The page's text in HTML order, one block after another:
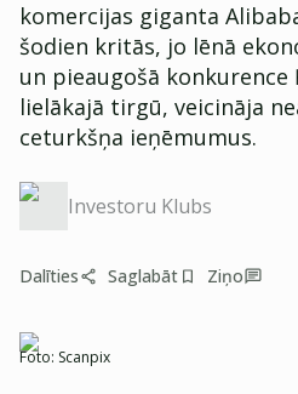
komercijas giganta
šodien kritās, jo lēnā
un pieaugošā konkurence
lielākajā tirgū, veicināja
ceturkšņa ieņēmumus.
Investoru Klubs
Dalīties Saglabāt Ziņo
Foto: Scanpix